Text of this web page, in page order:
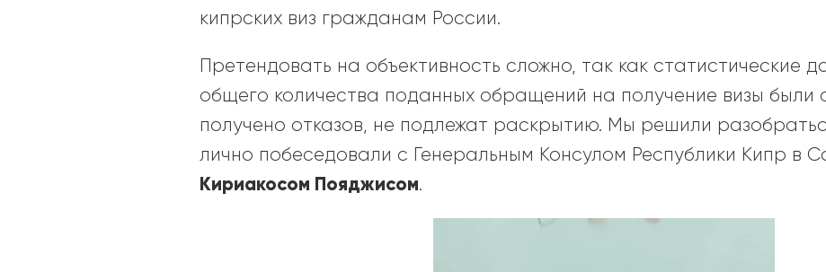
кипрских виз гражданам России.
Претендовать на объективность сложно, так как статистические
общего количества поданных обращений на получение визы были
получено отказов, не подлежат раскрытию. Мы решили
лично побеседовали с Генеральным Консулом Республики Кипр в
Кириакосом Пояджисом.